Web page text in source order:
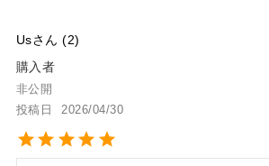
Us
2
購入者
非公開
投稿日
2026/04/30